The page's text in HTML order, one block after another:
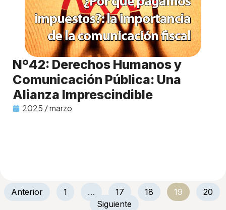
Nº42: Derechos Humanos y
Comunicación Pública: Una
Alianza Imprescindible
2025 / marzo
Anterior 1 … 17 18 19
20
Siguiente